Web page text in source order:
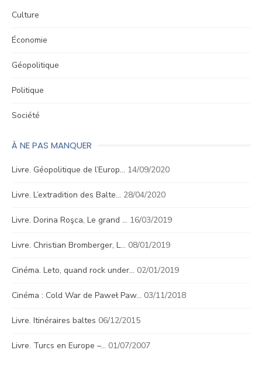
Culture
Économie
Géopolitique
Politique
Société
À NE PAS MANQUER
Livre. Géopolitique de l’Europ… 14/09/2020
Livre. L’extradition des Balte… 28/04/2020
Livre. Dorina Roşca, Le grand … 16/03/2019
Livre. Christian Bromberger, L… 08/01/2019
Cinéma. Leto, quand rock under… 02/01/2019
Cinéma : Cold War de Paweł Paw… 03/11/2018
Livre. Itinéraires baltes 06/12/2015
Livre. Turcs en Europe –… 01/07/2007